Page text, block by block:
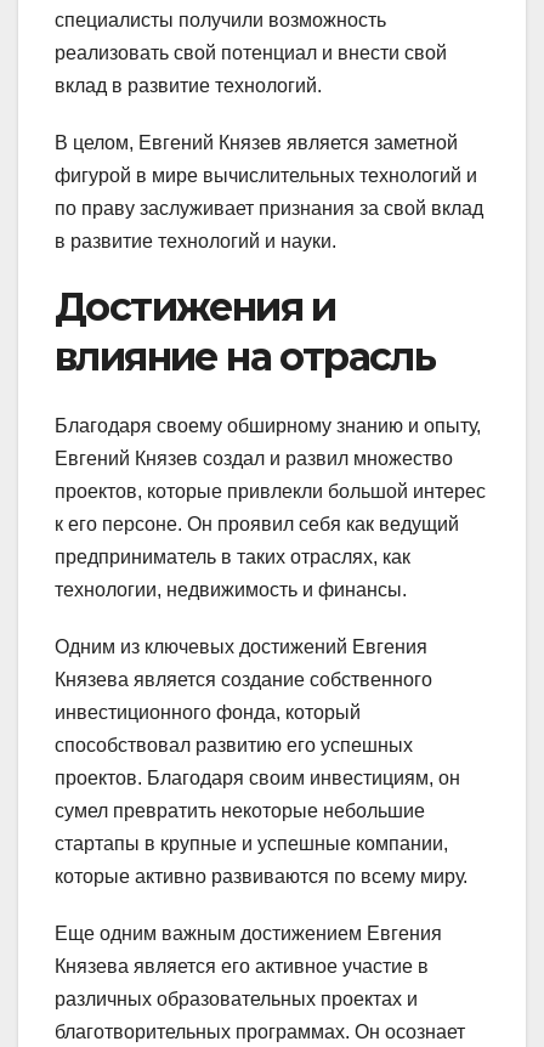
специалисты получили возможность
реализовать свой потенциал и внести свой
вклад в развитие технологий.
В целом, Евгений Князев является заметной
фигурой в мире вычислительных технологий и
по праву заслуживает признания за свой вклад
в развитие технологий и науки.
Достижения и
влияние на отрасль
Благодаря своему обширному знанию и опыту,
Евгений Князев создал и развил множество
проектов, которые привлекли большой интерес
к его персоне. Он проявил себя как ведущий
предприниматель в таких отраслях, как
технологии, недвижимость и финансы.
Одним из ключевых достижений Евгения
Князева является создание собственного
инвестиционного фонда, который
способствовал развитию его успешных
проектов. Благодаря своим инвестициям, он
сумел превратить некоторые небольшие
стартапы в крупные и успешные компании,
которые активно развиваются по всему миру.
Еще одним важным достижением Евгения
Князева является его активное участие в
различных образовательных проектах и
благотворительных программах. Он осознает